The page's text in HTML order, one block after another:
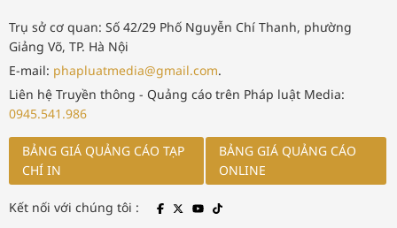
Trụ sở cơ quan: Số 42/29 Phố Nguyễn Chí Thanh, phường
Giảng Võ, TP. Hà Nội
E-mail: phapluatmedia@gmail.com.
Liên hệ Truyền thông - Quảng cáo trên Pháp luật Media:
0945.541.986
BẢNG GIÁ QUẢNG CÁO TẠP
CHÍ IN
BẢNG GIÁ QUẢNG CÁO
ONLINE
Kết nối với chúng tôi :